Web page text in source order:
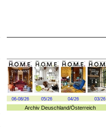
06-08/26 05/26 04/26 03/26
Archiv Deuschland/Österreich